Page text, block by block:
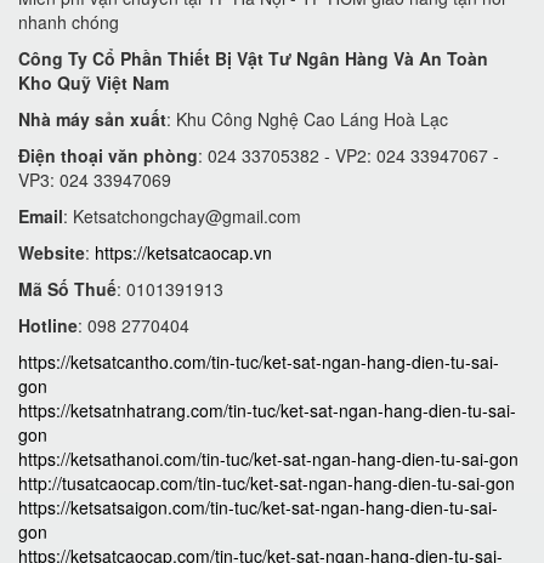
nhanh chóng
Công Ty Cổ Phần Thiết Bị Vật Tư Ngân Hàng Và An Toàn
Kho Quỹ Việt Nam
Nhà máy sản xuất: Khu Công Nghệ Cao Láng Hoà Lạc
Điện thoại văn phòng: 024 33705382 - VP2: 024 33947067 -
VP3: 024 33947069
Email: Ketsatchongchay@gmail.com
Website: https://ketsatcaocap.vn
Mã Số Thuế: 0101391913
Hotline: 098 2770404
https://ketsatcantho.com/tin-tuc/ket-sat-ngan-hang-dien-tu-sai-
gon
https://ketsatnhatrang.com/tin-tuc/ket-sat-ngan-hang-dien-tu-sai-
gon
https://ketsathanoi.com/tin-tuc/ket-sat-ngan-hang-dien-tu-sai-gon
http://tusatcaocap.com/tin-tuc/ket-sat-ngan-hang-dien-tu-sai-gon
https://ketsatsaigon.com/tin-tuc/ket-sat-ngan-hang-dien-tu-sai-
gon
https://ketsatcaocap.com/tin-tuc/ket-sat-ngan-hang-dien-tu-sai-